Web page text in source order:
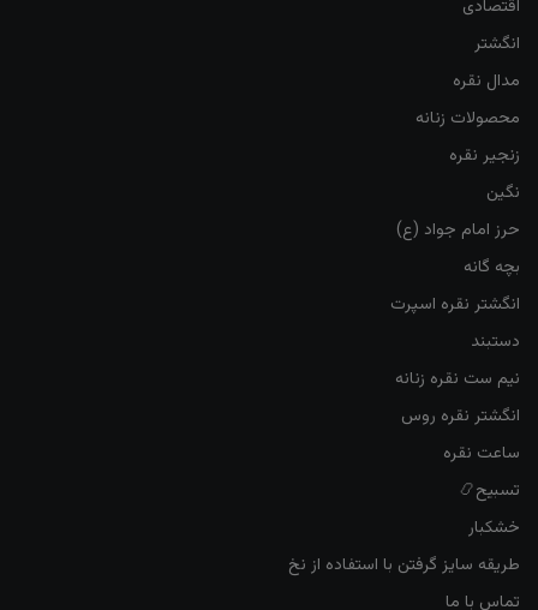
اقتصادی
انگشتر
مدال نقره
محصولات زنانه
زنجیر نقره
نگین
حرز امام جواد (ع)
بچه گانه
انگشتر نقره اسپرت
دستبند
نیم ست نقره زنانه
انگشتر نقره روس
ساعت نقره
تسبیح📿
خشکبار
طریقه سایز گرفتن با استفاده از نخ
تماس با ما